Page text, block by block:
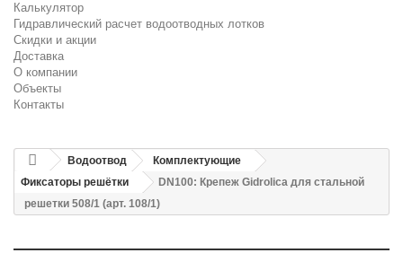
Калькулятор
Гидравлический расчет водоотводных лотков
Скидки и акции
Доставка
О компании
Объекты
Контакты
Водоотвод
Комплектующие
Фиксаторы решётки
DN100: Крепеж Gidrolica для стальной
решетки 508/1 (арт. 108/1)